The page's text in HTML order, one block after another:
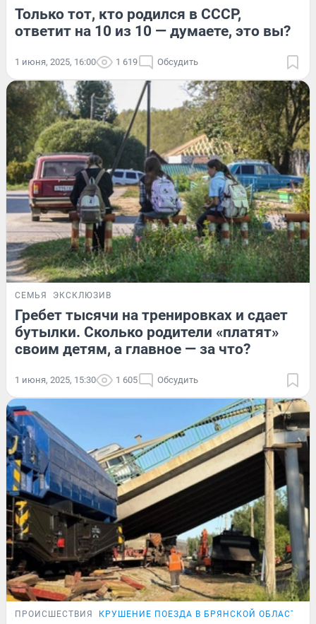
Только тот, кто родился в СССР,
ответит на 10 из 10 — думаете, это вы?
1 июня, 2025, 16:00 1 619 Обсудить
СЕМЬЯ ЭКСКЛЮЗИВ
Гребет тысячи на тренировках и сдает
бутылки. Сколько родители «платят»
своим детям, а главное — за что?
1 июня, 2025, 15:30 1 605 Обсудить
ПРОИСШЕСТВИЯ КРУШЕНИЕ ПОЕЗДА В БРЯНСКОЙ ОБЛАСТИ